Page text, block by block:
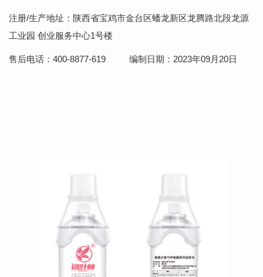
注册/生产地址： 陕西省宝鸡市金台区蟠龙新区龙腾路北段龙源
工业园 创业服务中心1号楼
售后电话： 400-8877-619 编制日期： 2023年09月20日